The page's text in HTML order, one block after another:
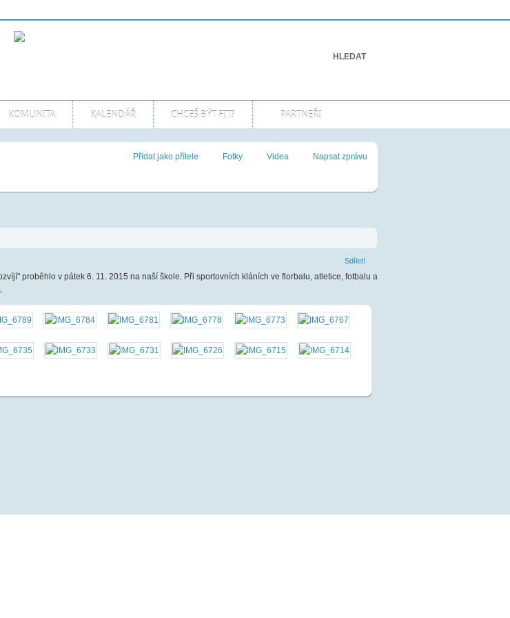
KOMUNITA KALENDÁŘ CHCEŠ BÝT FIT? PARTNEŘI
Přidat jako přítele Fotky Videa Napsat zprávu
Sdílet!
proběhlo v pátek 6. 11. 2015 na naší škole. Při sportovních kláních ve florbalu, atletice, fotbalu a